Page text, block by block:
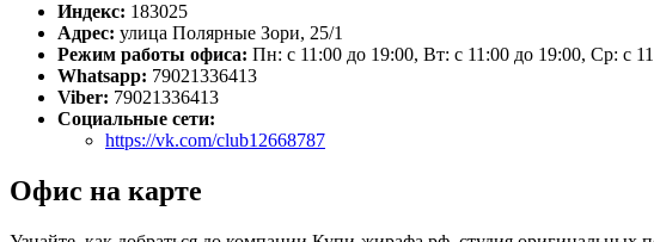
Индекс: 183025
Адрес: улица Полярные Зори, 25/1
Режим работы офиса: Пн: с 11:00 до 19:00, Вт: с 11:00 до 19:00, Ср: с
Whatsapp: 79021336413
Viber: 79021336413
Социальные сети:
https://vk.com/club12668787
Офис на карте